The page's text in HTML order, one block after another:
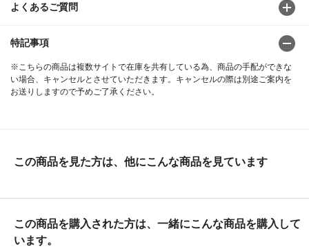
よくあるご質問
特記事項
※こちらの商品は複数サイトで在庫を共有している為、商品の手配ができな
い場合、キャンセルとさせていただきます。キャンセルの際は別途ご案内を
お送りしますので予めご了承ください。
この商品を見た方は、他にこんな商品を見ています
この商品を購入された方は、一緒にこんな商品を購入して
います。